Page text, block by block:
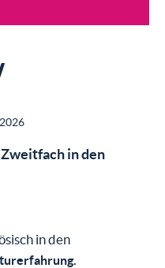
in den
in den